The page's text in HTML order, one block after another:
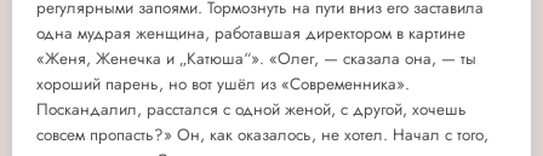
регулярными запоями. Тормознуть на пути вниз его заставила
одна мудрая женщина, работавшая директором в картине
«Женя, Женечка и „Катюша“». «Олег, — сказала она, — ты
хороший парень, но вот ушёл из «Современника».
Поскандалил, расстался с одной женой, с другой, хочешь
совсем пропасть?» Он, как оказалось, не хотел. Начал с того,